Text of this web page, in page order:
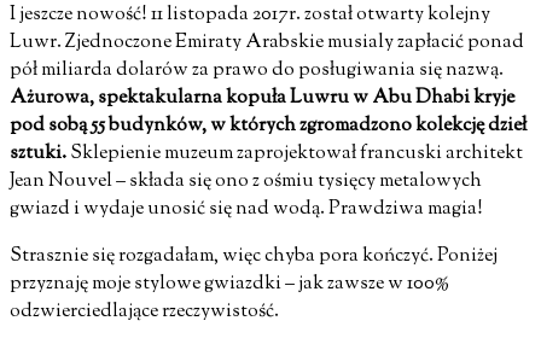
I jeszcze nowość! 11 listopada 2017r. został otwarty kolejny
Luwr. Zjednoczone Emiraty Arabskie musialy zapłacić ponad
pół miliarda dolarów za prawo do posługiwania się nazwą.
Ażurowa, spektakularna kopuła Luwru w Abu Dhabi kryje
pod sobą 55 budynków, w których zgromadzono kolekcję dzieł
sztuki.Sklepienie muzeum zaprojektował francuski architekt
Jean Nouvel – składa się ono z ośmiu tysięcy metalowych
gwiazd i wydaje unosić się nad wodą. Prawdziwa magia!
Strasznie się rozgadałam, więc chyba pora kończyć. Poniżej
przyznaję moje stylowe gwiazdki – jak zawsze w 100%
odzwierciedlające rzeczywistość.